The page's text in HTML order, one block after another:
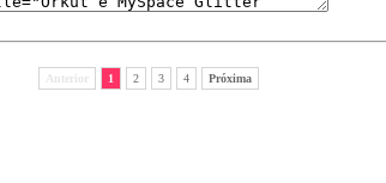
Anterior 1 2 3 4 Próxima